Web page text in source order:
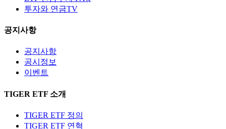
투자와 연금TV
공지사항
공지사항
공시정보
이벤트
TIGER ETF 소개
TIGER ETF 정의
TIGER ETF 연혁